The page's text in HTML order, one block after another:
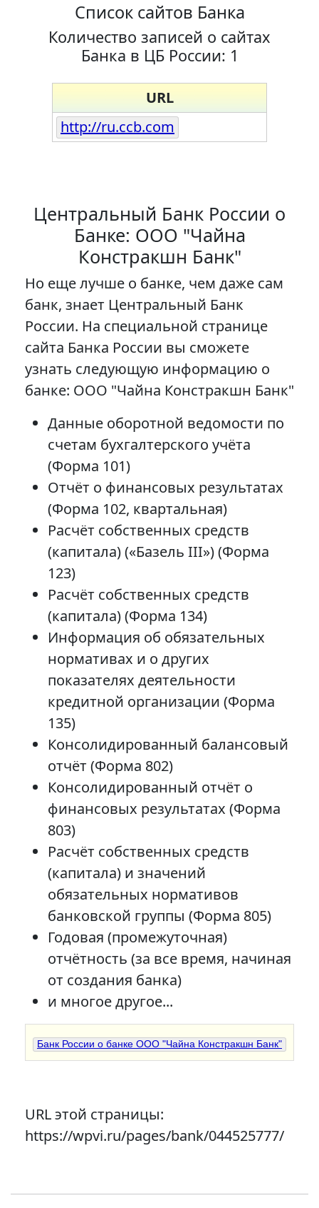
Список сайтов Банка
Количество записей о сайтах
Банка в ЦБ России: 1
URL
http://ru.ccb.com
Центральный Банк России о
Банке: ООО "Чайна
Констракшн Банк"
Но еще лучше о банке, чем даже сам
банк, знает Центральный Банк
России. На специальной странице
сайта Банка России вы сможете
узнать следующую информацию о
банке: ООО "Чайна Констракшн Банк"
Данные оборотной ведомости по
счетам бухгалтерского учёта
(Форма 101)
Отчёт о финансовых результатах
(Форма 102, квартальная)
Расчёт собственных средств
(капитала) («Базель III») (Форма
123)
Расчёт собственных средств
(капитала) (Форма 134)
Информация об обязательных
нормативах и о других
показателях деятельности
кредитной организации (Форма
135)
Консолидированный балансовый
отчёт (Форма 802)
Консолидированный отчёт о
финансовых результатах (Форма
803)
Расчёт собственных средств
(капитала) и значений
обязательных нормативов
банковской группы (Форма 805)
Годовая (промежуточная)
отчётность (за все время, начиная
от создания банка)
и многое другое...
Банк России о банке ООО "Чайна Констракшн Банк"
URL этой страницы:
https://wpvi.ru/pages/bank/044525777/